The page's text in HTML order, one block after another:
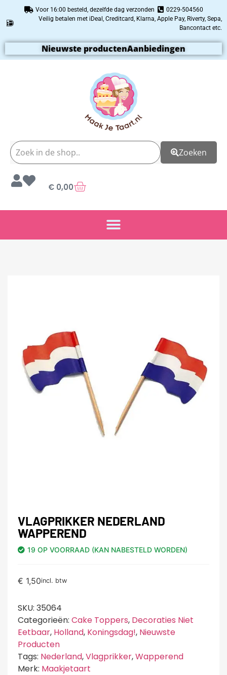
Voor 16:00 besteld, dezelfde dag verzonden
0229-504560
Veilig betalen met iDeal, Creditcard, Klarna, Apple Pay, Riverty, Sepa,
Bancontact etc.
Nieuwste productenAanbiedingen
Zoeken
€ 0,00
VLAGPRIKKER NEDERLAND
WAPPEREND
19 OP VOORRAAD (KAN NABESTELD WORDEN)
€ 1,50incl. btw
SKU: 35064
Categorieën: Cake Toppers, Decoraties Niet
Eetbaar, Holland, Koningsdag!, Nieuwste
Producten
Tags: Nederland,Vlagprikker,Wapperend
Merk: Maakjetaart